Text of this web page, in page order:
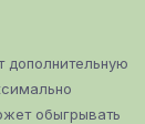
дополнительную
обыгрывать